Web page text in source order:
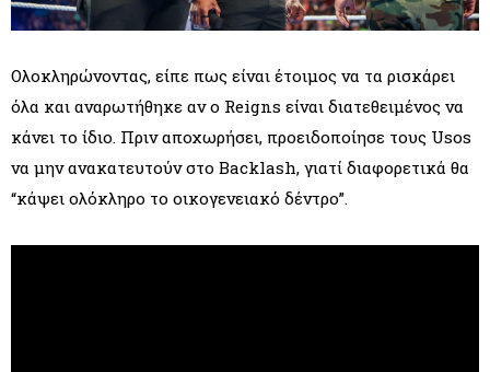
Ολοκληρώνοντας, είπε πως είναι έτοιμος να τα ρισκάρει
όλα και αναρωτήθηκε αν ο Reigns είναι διατεθειμένος να
κάνει το ίδιο. Πριν αποχωρήσει, προειδοποίησε τους Usos
να μην ανακατευτούν στο Backlash, γιατί διαφορετικά θα
“κάψει ολόκληρο το οικογενειακό δέντρο”.